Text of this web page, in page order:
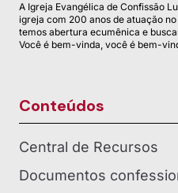
A Igreja Evangélica de Confissão
igreja com 200 anos de atuação
temos abertura ecumênica e
Você é bem-vinda, você é bem-
Conteúdos
Central de Recursos
Documentos